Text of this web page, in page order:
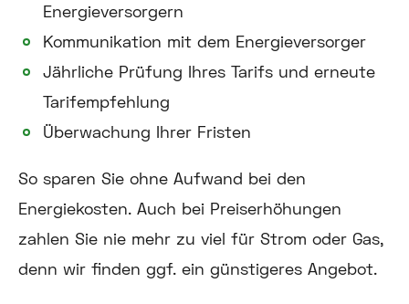
Energieversorgern
Kommunikation mit dem Energieversorger
Jährliche Prüfung Ihres Tarifs und erneute
Tarifempfehlung
Überwachung Ihrer Fristen
So sparen Sie ohne Aufwand bei den
Energiekosten. Auch bei Preiserhöhungen
zahlen Sie nie mehr zu viel für Strom oder Gas,
denn wir finden ggf. ein günstigeres Angebot.